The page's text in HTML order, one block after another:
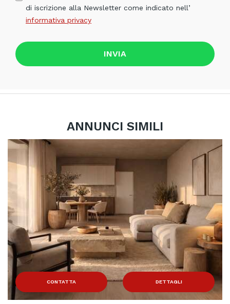
di iscrizione alla Newsletter come indicato nell’
informativa privacy
INVIA
ANNUNCI SIMILI
DETTAGLI